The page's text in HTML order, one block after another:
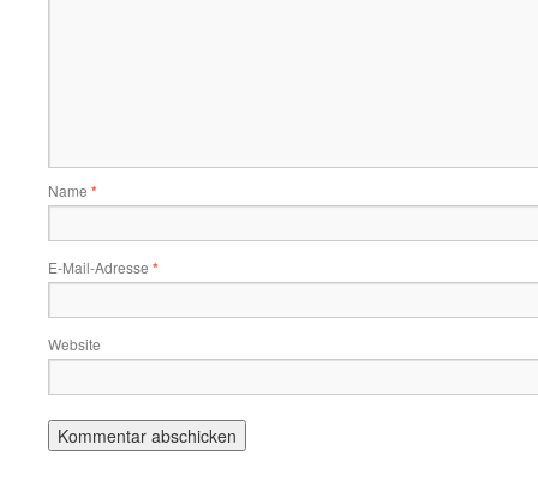
Name *
E-Mail-Adresse *
Website